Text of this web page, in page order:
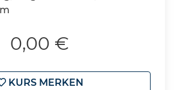
0,00 €
KURS MERKEN